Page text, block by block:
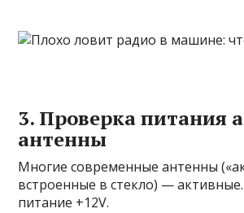
3. Проверка питания
антенны
Многие современные антенны
встроенные в стекло) —
питание +12V.